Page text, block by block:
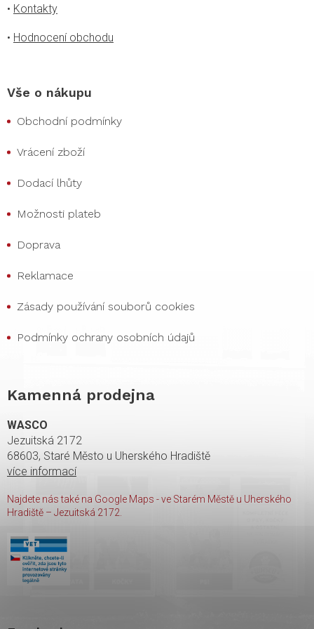
• Kontakty
• Hodnocení obchodu
Vše o nákupu
Obchodní podmínky
Vrácení zboží
Dodací lhůty
Možnosti plateb
Doprava
Reklamace
Zásady používání souborů cookies
Podmínky ochrany osobních údajů
Kamenná prodejna
WASCO
Jezuitská 2172
68603, Staré Město u Uherského Hradiště
více informací
Najdete nás také na Google Maps - ve Starém Městě u Uherského
Hradiště – Jezuitská 2172.